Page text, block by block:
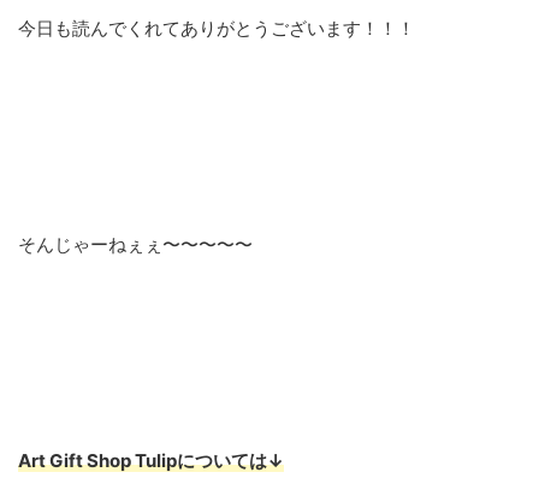
今日も読んでくれてありがとうございます！！！
そんじゃーねぇぇ〜〜〜〜〜
Art Gift Shop Tulipについては↓